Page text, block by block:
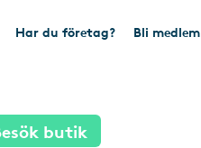
Har du företag? Bli medlem
butik